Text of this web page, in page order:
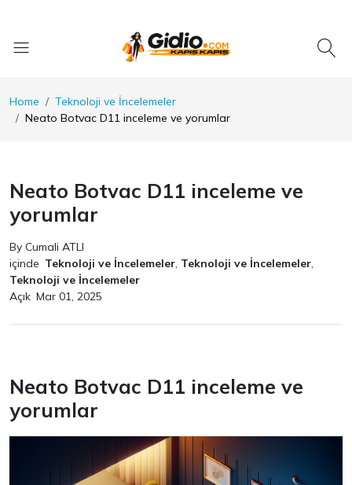
Home
Teknoloji ve İncelemeler
Neato Botvac D11 inceleme ve yorumlar
Neato Botvac D11 inceleme ve
yorumlar
By Cumali ATLI
içinde Teknoloji ve İncelemeler, Teknoloji ve İncelemeler,
Teknoloji ve İncelemeler
Açık Mar 01, 2025
Neato Botvac D11 inceleme ve
yorumlar